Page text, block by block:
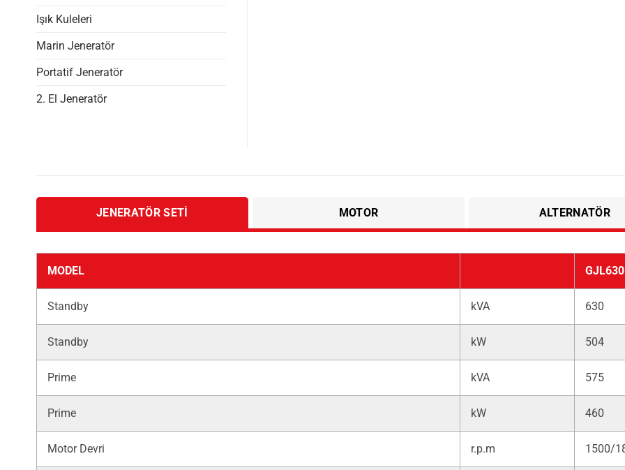
Işık Kuleleri
Marin Jeneratör
Portatif Jeneratör
2. El Jeneratör
JENERATÖR SETI MOTOR ALTERNATÖR
MODEL
Standby kVA 630
Standby kW 504
Prime kVA 575
Prime kW 460
Motor Devri r.p.m 1500/